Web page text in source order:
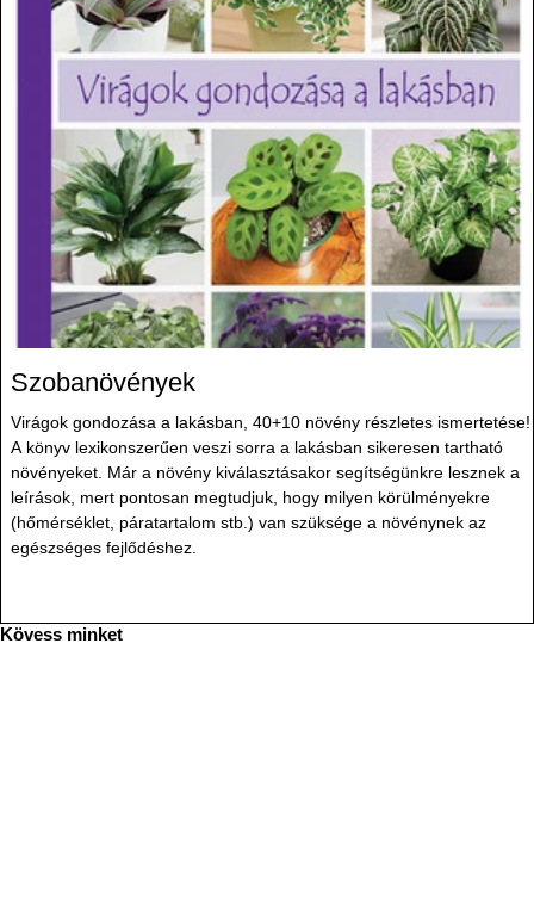
Szobanövények
Virágok gondozása a lakásban, 40+10 növény részletes ismertetése!
A könyv lexikonszerűen veszi sorra a lakásban sikeresen tart­ha­tó
növényeket. Már a növény kiválasztásakor segítségünkre lesznek a
leírások, mert pontosan megtudjuk, hogy milyen körülményekre
(hőmérséklet, páratartalom stb.) van szüksége a növénynek az
egészséges fejlődéshez.
Kövess minket